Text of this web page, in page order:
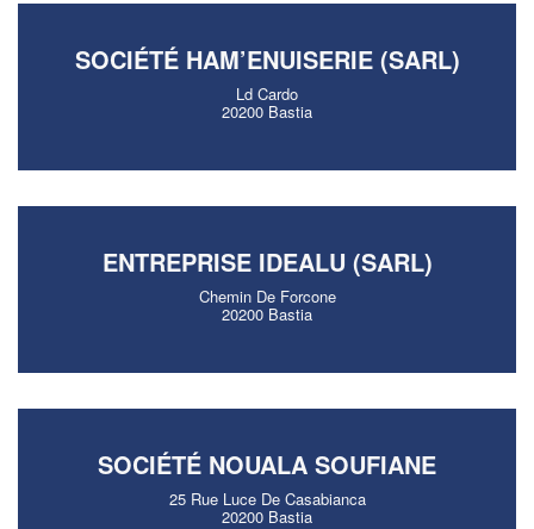
SOCIÉTÉ HAM’ENUISERIE (SARL)
Ld Cardo
20200 Bastia
ENTREPRISE IDEALU (SARL)
Chemin De Forcone
20200 Bastia
SOCIÉTÉ NOUALA SOUFIANE
25 Rue Luce De Casabianca
20200 Bastia